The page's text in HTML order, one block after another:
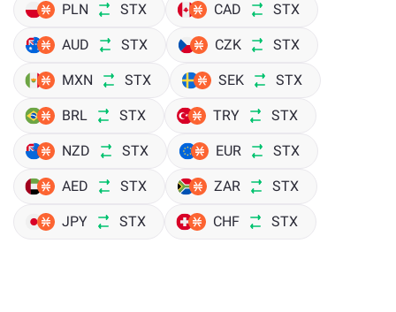
PLN STX CAD STX
AUD STX CZK STX
MXN STX SEK STX
BRL STX TRY STX
NZD STX EUR STX
AED STX ZAR STX
JPY STX CHF STX